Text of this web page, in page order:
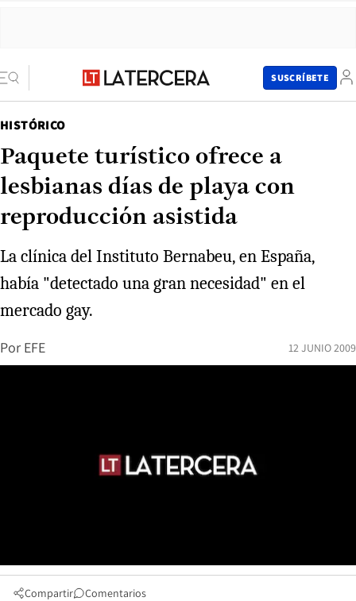
SUSCRÍBETE
HISTÓRICO
Paquete turístico ofrece a
lesbianas días de playa con
reproducción asistida
La clínica del Instituto Bernabeu, en España,
había "detectado una gran necesidad" en el
mercado gay.
Por EFE 12 JUNIO 2009
Compartir Comentarios